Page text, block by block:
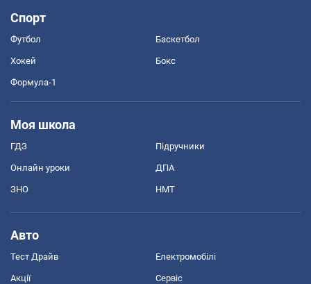
Спорт
Футбол Баскетбол
Хокей Бокс
Формула-1
Моя школа
ГДЗ Підручники
Онлайн уроки ДПА
ЗНО НМТ
Авто
Тест Драйв Електромобілі
Акції Сервіс